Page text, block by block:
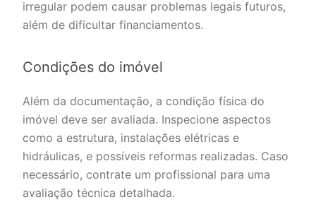
irregular podem causar problemas legais futuros,
além de dificultar financiamentos.
Condições do imóvel
Além da documentação, a condição física do
imóvel deve ser avaliada. Inspecione aspectos
como a estrutura, instalações elétricas e
hidráulicas, e possíveis reformas realizadas. Caso
necessário, contrate um profissional para uma
avaliação técnica detalhada.